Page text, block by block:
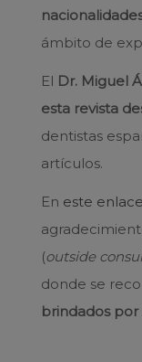
ámbito de
El Dr. Miguel
esta revista
dentistas
artículos.
En este enlace
(outside
donde se
brindados por